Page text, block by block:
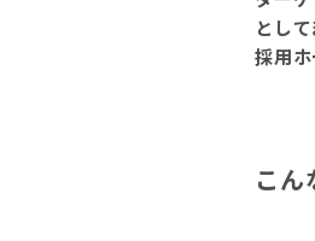
として
採用
こん